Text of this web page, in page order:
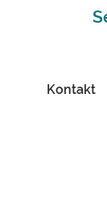
Kontakt